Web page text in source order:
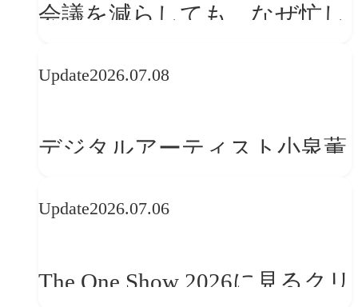
会議を減らしても、なぜ忙し
Update2026.07.08
デジタルアーティスト小泉薫
ークフロー設計と「ノイズと
Update2026.07.06
The One Show 2026に見るクリ